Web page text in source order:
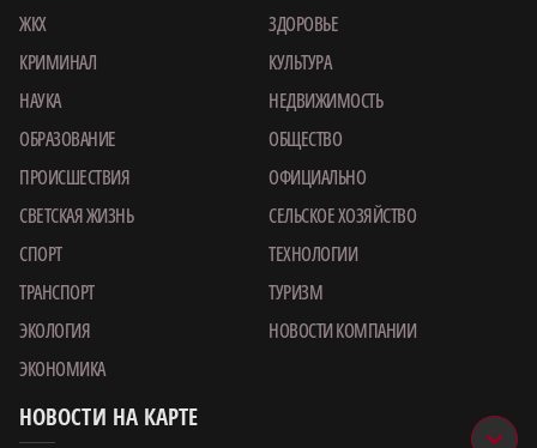
ЖКХ
ЗДОРОВЬЕ
КРИМИНАЛ
КУЛЬТУРА
НАУКА
НЕДВИЖИМОСТЬ
ОБРАЗОВАНИЕ
ОБЩЕСТВО
ПРОИСШЕСТВИЯ
ОФИЦИАЛЬНО
СВЕТСКАЯ ЖИЗНЬ
СЕЛЬСКОЕ ХОЗЯЙСТВО
СПОРТ
ТЕХНОЛОГИИ
ТРАНСПОРТ
ТУРИЗМ
ЭКОЛОГИЯ
НОВОСТИ КОМПАНИИ
ЭКОНОМИКА
НОВОСТИ НА КАРТЕ